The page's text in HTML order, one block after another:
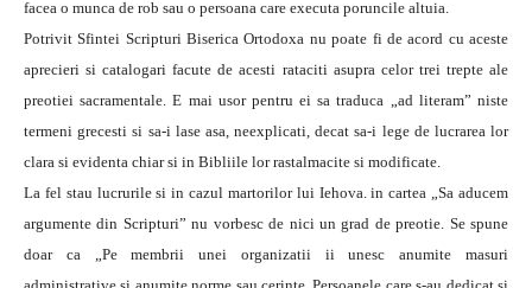
facea o munca de rob sau o persoana care executa poruncile altuia.
Potrivit Sfintei Scripturi Biserica Ortodoxa nu poate fi de acord cu aceste
aprecieri si catalogari facute de acesti rataciti asupra celor trei trepte ale
preotiei sacramentale. E mai usor pentru ei sa traduca „ad literam” niste
termeni grecesti si sa-i lase asa, neexplicati, decat sa-i lege de lucrarea lor
clara si evidenta chiar si in Bibliile lor rastalmacite si modificate.
La fel stau lucrurile si in cazul martorilor lui Iehova. in cartea „Sa aducem
argumente din Scripturi” nu vorbesc de nici un grad de preotie. Se spune
doar ca „Pe membrii unei organizatii ii unesc anumite masuri